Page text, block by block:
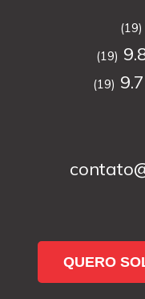
(19)
(19)
(19)
QUERO